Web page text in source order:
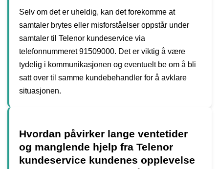
Selv om det er uheldig, kan det forekomme at
samtaler brytes eller misforståelser oppstår under
samtaler til Telenor kundeservice via
telefonnummeret 91509000. Det er viktig å være
tydelig i kommunikasjonen og eventuelt be om å bli
satt over til samme kundebehandler for å avklare
situasjonen.
Hvordan påvirker lange ventetider
og manglende hjelp fra Telenor
kundeservice kundenes opplevelse